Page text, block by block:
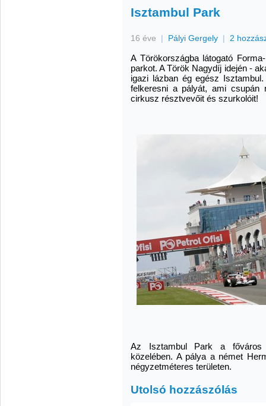
Isztambul Park
16 éve | Pályi Gergely | 2
A Törökországba látogató
parkot. A Török Nagydíj idején -
igazi lázban ég egész
felkeresni a pályát, ami csupán
cirkusz résztvevőit és szurkolóit!
Az Isztambul Park a főváros
közelében. A pálya a német
négyzetméteres területen.
Utolsó hozzászólás